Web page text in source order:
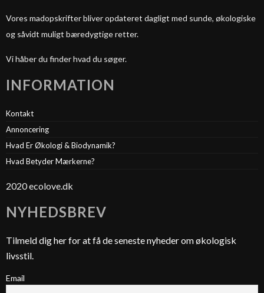
Vores madopskrifter bliver opdateret dagligt med sunde, økologiske
og såvidt muligt bæredygtige retter.
Vi håber du finder hvad du søger.
INFORMATION
Kontakt
Annoncering
Hvad Er Økologi & Biodynamik?
Hvad Betyder Mærkerne?
2020 ecolove.dk
NYHEDSBREV
Tilmeld dig her for at få de seneste nyheder om økologisk
livsstil.
Email